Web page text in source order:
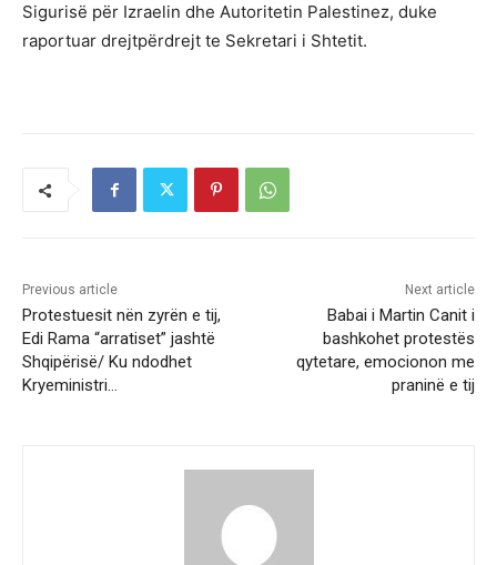
Sigurisë për Izraelin dhe Autoritetin Palestinez, duke
raportuar drejtpërdrejt te Sekretari i Shtetit.
Previous article
Protestuesit nën zyrën e tij,
Edi Rama “arratiset” jashtë
Shqipërisë/ Ku ndodhet
Kryeministri…
Next article
Babai i Martin Canit i
bashkohet protestës
qytetare, emocionon me
praninë e tij